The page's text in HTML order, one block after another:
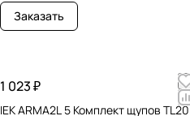
Заказать
1 023 ₽
IEK ARMA2L 5 Комплект щупов TL20